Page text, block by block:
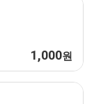
1,000원